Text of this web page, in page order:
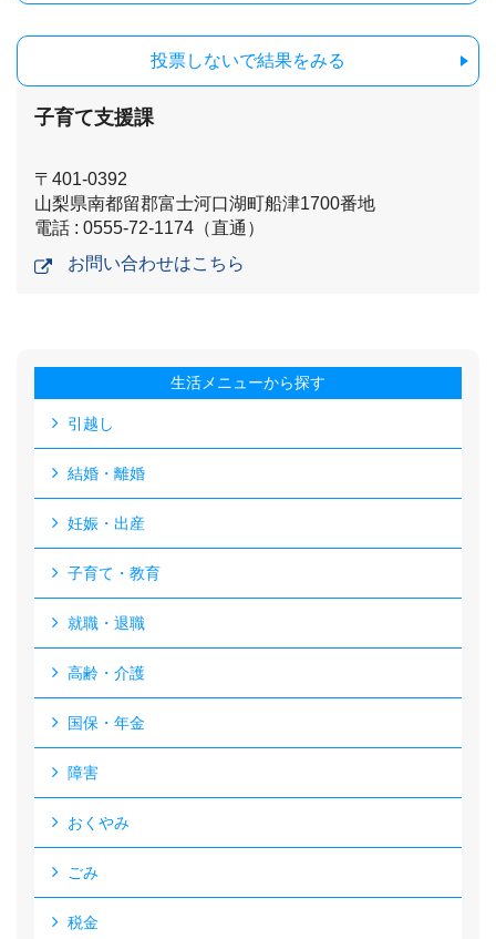
投票しないで結果をみる
子育て支援課
〒401-0392
山梨県南都留郡富士河口湖町船津1700番地
電話 : 0555-72-1174（直通）
お問い合わせはこちら
生活メニューから探す
引越し
結婚・離婚
妊娠・出産
子育て・教育
就職・退職
高齢・介護
国保・年金
障害
おくやみ
ごみ
税金